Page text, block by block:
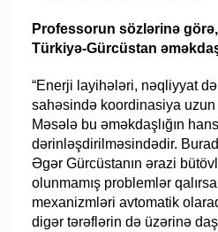
Professorun sözlərinə
Türkiyə-Gürcüstan
“Enerji layihələri, nəqliyyat
sahəsində koordinasiya
Məsələ bu əməkdaşlığın
dərinləşdirilməsindədir.
Əgər Gürcüstanın ərazi
olunmamış problemlər
mexanizmləri avtomatik
digər tərəflərin də üzərinə